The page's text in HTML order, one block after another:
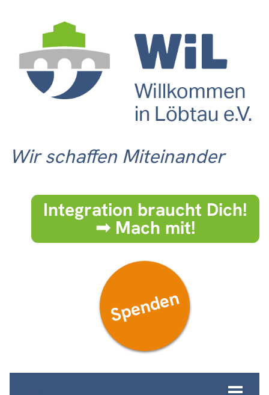
Wir schaffen Miteinander
Integration braucht Dich!
➟ Mach mit!
Spenden